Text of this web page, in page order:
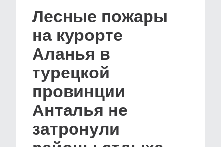
Лесные пожары
на курорте
Аланья в
турецкой
провинции
Анталья не
затронули